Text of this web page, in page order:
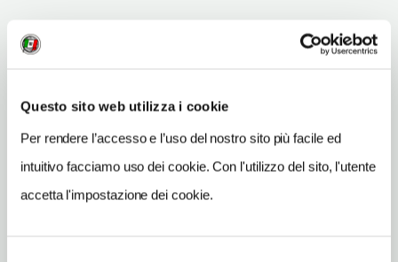
Questo sito web utilizza i cookie
Per rendere l’accesso e l’uso del nostro sito più facile ed
intuitivo facciamo uso dei cookie. Con l'utilizzo del sito, l'utente
accetta l'impostazione dei cookie.
hotelluxer.nl
0203303205
NUMERO CAMERE
47
METRO